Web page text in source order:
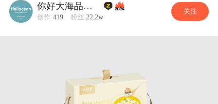
你好大海品牌设计
创作 419 粉丝 22.2w
关注